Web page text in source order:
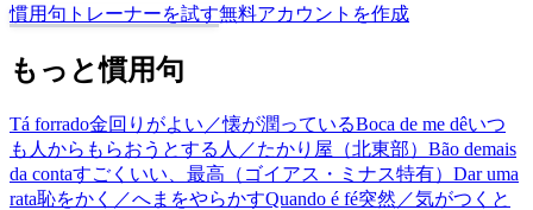
慣用句トレーナーを試す無料アカウントを作成
もっと慣用句
Tá forrado金回りがよい／懐が潤っているBoca de me dêいつ
も人からもらおうとする人／たかり屋（北東部） Bão demais
da contaすごくいい、最高（ゴイアス・ミナス特有） Dar uma
rata恥をかく／へまをやらかすQuando é fé突然／気がつくと